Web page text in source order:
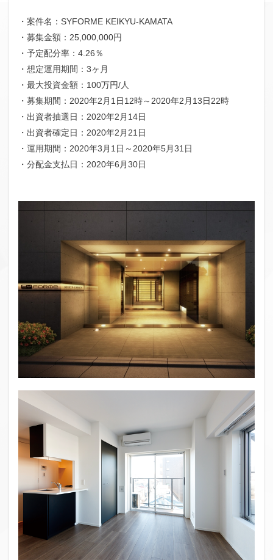
・案件名：SYFORME KEIKYU-KAMATA
・募集金額：25,000,000円
・予定配分率：4.26％
・想定運用期間：3ヶ月
・最大投資金額：100万円/人
・募集期間：2020年2月1日12時～2020年2月13日22時
・出資者抽選日：2020年2月14日
・出資者確定日：2020年2月21日
・運用期間：2020年3月1日～2020年5月31日
・分配金支払日：2020年6月30日